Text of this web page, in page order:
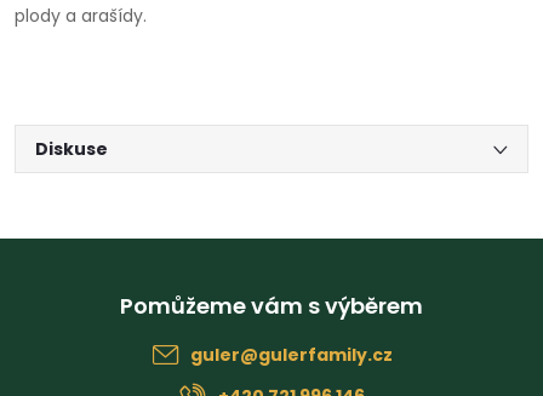
plody a arašídy.
Diskuse
guler@gulerfamily.cz